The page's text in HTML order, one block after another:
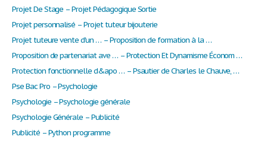
Projet De Stage – Projet Pédagogique Sortie
Projet personnalisé – Projet tuteur bijouterie
Projet tuteure vente d'un … – Proposition de formation à la …
Proposition de partenariat ave … – Protection Et Dynamisme Économ …
Protection fonctionnelle d&apo … – Psautier de Charles le Chauve, …
Pse Bac Pro – Psychologie
Psychologie – Psychologie générale
Psychologie Générale – Publicité
Publicité – Python programme